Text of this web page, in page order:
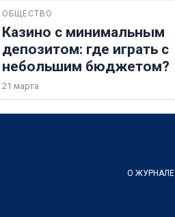
ОБЩЕСТВО
Казино с минимальным
депозитом: где играть с
небольшим бюджетом?
21 марта
О ЖУРНАЛЕ